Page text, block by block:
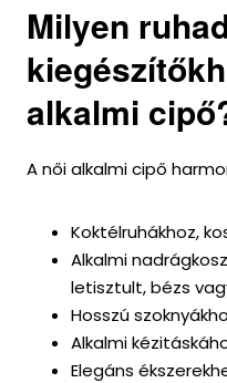
Milyen
alkalmi
A női alkalmi cipő
Koktélruhákhoz,
Alkalmi
letisztult, bézs
Hosszú
Alkalmi
Elegáns